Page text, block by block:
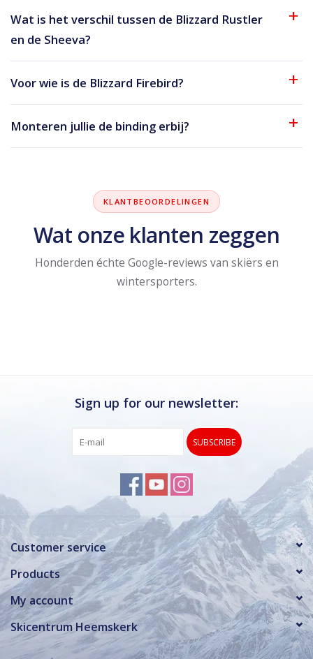
Wat is het verschil tussen de Blizzard Rustler
en de Sheeva?
Voor wie is de Blizzard Firebird?
Monteren jullie de binding erbij?
KLANTBEOORDELINGEN
Wat onze klanten zeggen
Honderden échte Google-reviews van skiërs en
wintersporters.
Sign up for our newsletter:
SUBSCRIBE
Customer service
Products
My account
Skicentrum Heemskerk